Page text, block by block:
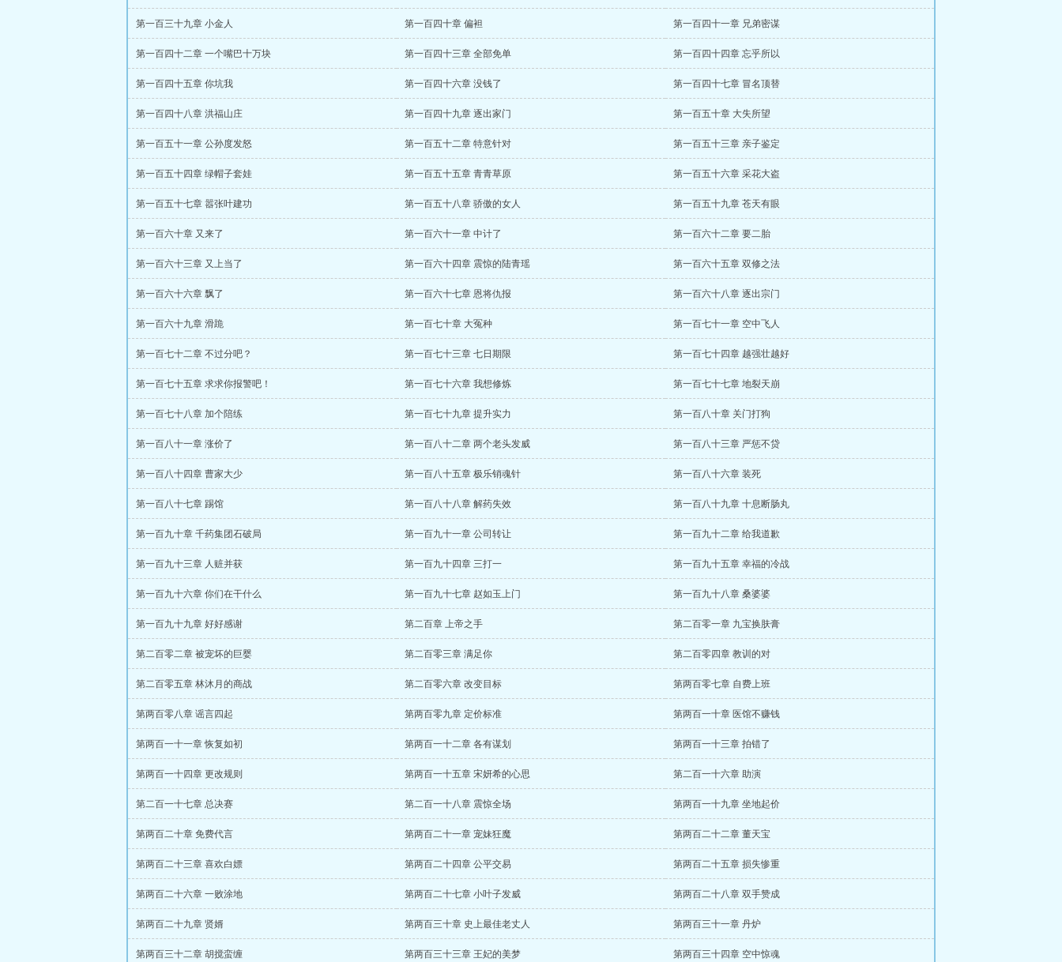
第一百三十九章 小金人 第一百四十章 偏袒 第一百四十一章 兄弟密谋
第一百四十二章 一个嘴巴十万块 第一百四十三章 全部免单 第一百四十四章 忘乎所以
第一百四十五章 你坑我 第一百四十六章 没钱了 第一百四十七章 冒名顶替
第一百四十八章 洪福山庄 第一百四十九章 逐出家门 第一百五十章 大失所望
第一百五十一章 公孙度发怒 第一百五十二章 特意针对 第一百五十三章 亲子鉴定
第一百五十四章 绿帽子套娃 第一百五十五章 青青草原 第一百五十六章 采花大盗
第一百五十七章 嚣张叶建功 第一百五十八章 骄傲的女人 第一百五十九章 苍天有眼
第一百六十章 又来了 第一百六十一章 中计了 第一百六十二章 要二胎
第一百六十三章 又上当了 第一百六十四章 震惊的陆青瑶 第一百六十五章 双修之法
第一百六十六章 飘了 第一百六十七章 恩将仇报 第一百六十八章 逐出宗门
第一百六十九章 滑跪 第一百七十章 大冤种 第一百七十一章 空中飞人
第一百七十二章 不过分吧？ 第一百七十三章 七日期限 第一百七十四章 越强壮越好
第一百七十五章 求求你报警吧！ 第一百七十六章 我想修炼 第一百七十七章 地裂天崩
第一百七十八章 加个陪练 第一百七十九章 提升实力 第一百八十章 关门打狗
第一百八十一章 涨价了 第一百八十二章 两个老头发威 第一百八十三章 严惩不贷
第一百八十四章 曹家大少 第一百八十五章 极乐销魂针 第一百八十六章 装死
第一百八十七章 踢馆 第一百八十八章 解药失效 第一百八十九章 十息断肠丸
第一百九十章 千药集团石破局 第一百九十一章 公司转让 第一百九十二章 给我道歉
第一百九十三章 人赃并获 第一百九十四章 三打一 第一百九十五章 幸福的冷战
第一百九十六章 你们在干什么 第一百九十七章 赵如玉上门 第一百九十八章 桑婆婆
第一百九十九章 好好感谢 第二百章 上帝之手 第二百零一章 九宝换肤膏
第二百零二章 被宠坏的巨婴 第二百零三章 满足你 第二百零四章 教训的对
第二百零五章 林沐月的商战 第二百零六章 改变目标 第两百零七章 自费上班
第两百零八章 谣言四起 第两百零九章 定价标准 第两百一十章 医馆不赚钱
第两百一十一章 恢复如初 第两百一十二章 各有谋划 第两百一十三章 拍错了
第两百一十四章 更改规则 第两百一十五章 宋妍希的心思 第二百一十六章 助演
第二百一十七章 总决赛 第二百一十八章 震惊全场 第两百一十九章 坐地起价
第两百二十章 免费代言 第两百二十一章 宠妹狂魔 第两百二十二章 董天宝
第两百二十三章 喜欢白嫖 第两百二十四章 公平交易 第两百二十五章 损失惨重
第两百二十六章 一败涂地 第两百二十七章 小叶子发威 第两百二十八章 双手赞成
第两百二十九章 贤婿 第两百三十章 史上最佳老丈人 第两百三十一章 丹炉
第两百三十二章 胡搅蛮缠 第两百三十三章 王妃的美梦 第两百三十四章 空中惊魂